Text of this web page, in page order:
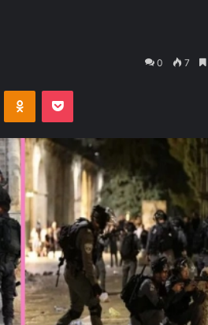
0 7
Odnoklassniki
Pocket